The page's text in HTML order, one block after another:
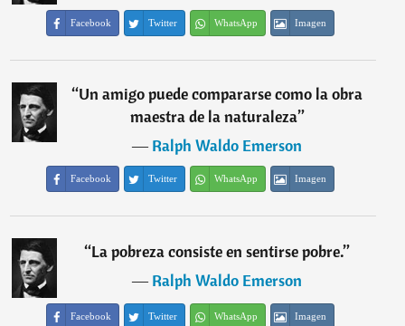
Facebook Twitter WhatsApp Imagen
“Un amigo puede compararse como la obra
maestra de la naturaleza”
―Ralph Waldo Emerson
Facebook Twitter WhatsApp Imagen
“La pobreza consiste en sentirse pobre.”
―Ralph Waldo Emerson
Facebook Twitter WhatsApp Imagen